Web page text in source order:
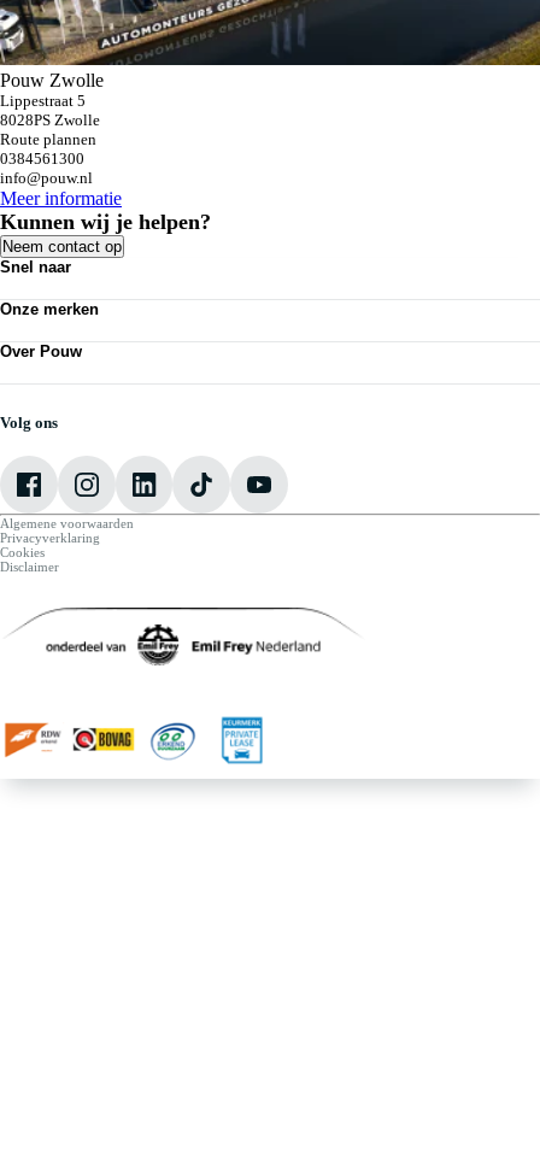
Pouw Zwolle
Lippestraat 5
8028PS Zwolle
Route plannen
0384561300
info@pouw.nl
Meer informatie
Kunnen wij je helpen?
Neem contact op
Snel naar
Bedrijfswagens
Acties
Vestigingen
Onze merken
Audi
Škoda
VW Bedrijfswagens
Over Pouw
Vacatures
Mijn Pouw
Volg ons
Algemene voorwaarden
Privacyverklaring
Cookies
Disclaimer